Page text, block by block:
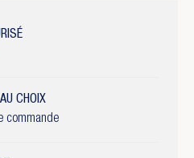
CHOIX
commande